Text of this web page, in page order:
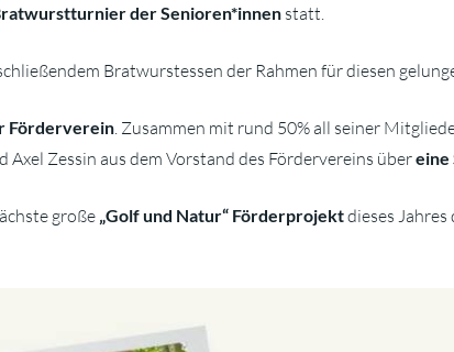
der Senioren*innen statt.
Bratwurstessen der Rahmen für diesen
Förderverein . Zusammen mit rund 50% all seiner
Zessin aus dem Vorstand des Fördervereins übereine
große „Golf und Natur“ Förderprojektdieses Jahres